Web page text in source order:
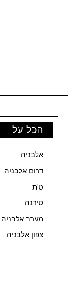
הכל על
אלבניה
דרום אלבניה
ט'ת
טירנה
מערב אלבניה
צפון אלבניה